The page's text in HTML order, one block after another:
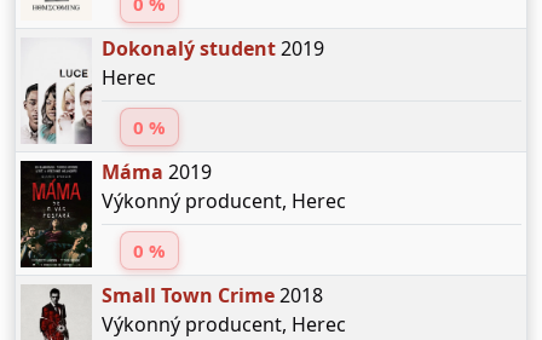
Dokonalý student2019
Herec
0 %
Máma 2019
Výkonný producent, Herec
0 %
Small Town Crime2018
Výkonný producent, Herec